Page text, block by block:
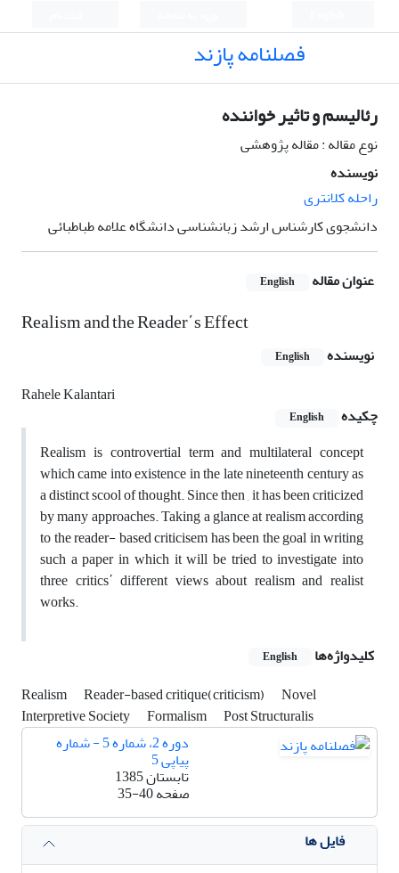
فصلنامه پازند
رئالیسم و تاثیر خواننده
نوع مقاله : مقاله پژوهشی
نویسنده
راحله کلانتری
دانشجوی کارشناس ارشد زبانشناسی دانشگاه علامه طباطبائی
عنوان مقاله English
Realism and the Reader΄s Effect
نویسنده English
Rahele Kalantari
چکیده
English
Realism is controvertial term and multilateral concept
which came into existence in the late nineteenth century as
a distinct scool of thought. Since then , it has been criticized
by many approaches. Taking a glance at realism according
to the reader- based criticisem has been the goal in writing
such a paper in which it will be tried to investigate into
three critics΄ different views about realism and realist
works.
کلیدواژه‌ها
English
Realism Reader-based critique(criticism)
Novel
Interpretive Society
Formalism
Post Structuralis
دوره 2، شماره 5 - شماره
پیاپی 5
تابستان 1385
صفحه35-40
فایل ها